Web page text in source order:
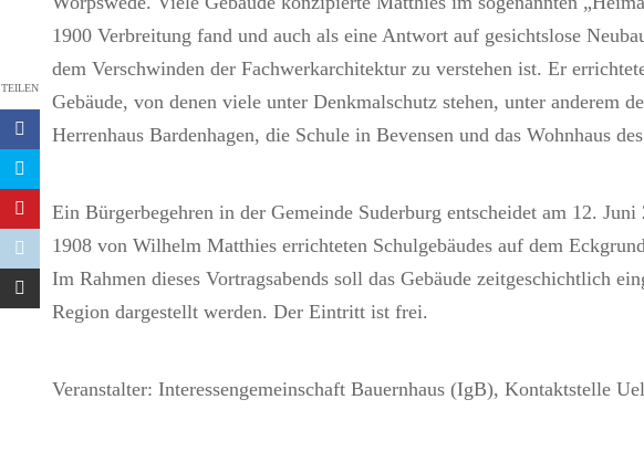
TEILEN
1900 Verbreitung fand und auch als eine Antwort auf gesichtslose
dem Verschwinden der Fachwerkarchitektur zu verstehen ist. Er
Gebäude, von denen viele unter Denkmalschutz stehen, unter anderem
Herrenhaus Bardenhagen, die Schule in Bevensen und das Wohnhaus
Ein Bürgerbegehren in der Gemeinde Suderburg entscheidet am 12.
1908 von Wilhelm Matthies errichteten Schulgebäudes auf dem
Im Rahmen dieses Vortragsabends soll das Gebäude zeitgeschichtlich
Region dargestellt werden. Der Eintritt ist frei.
Veranstalter: Interessengemeinschaft Bauernhaus (IgB), Kontaktstelle